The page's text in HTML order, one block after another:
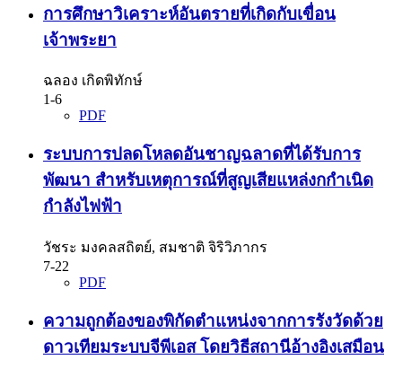
การศึกษาวิเคราะห์อันตรายที่เกิดกับเขื่อน
เจ้าพระยา
ฉลอง เกิดพิทักษ์
1-6
PDF
ระบบการปลดโหลดอันชาญฉลาดที่ได้รับการ
พัฒนา สำหรับเหตุการณ์ที่สูญเสียแหล่งกกำเนิด
กำลังไฟฟ้า
วัชระ มงคลสถิตย์, สมชาติ จิริวิภากร
7-22
PDF
ความถูกต้องของพิกัดตำแหน่งจากการรังวัดด้วย
ดาวเทียมระบบจีพีเอส โดยวิธีสถานีอ้างอิงเสมือน